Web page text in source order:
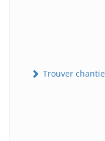
Trouver